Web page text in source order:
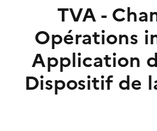
TVA -
Opérations
Application
Dispositif de